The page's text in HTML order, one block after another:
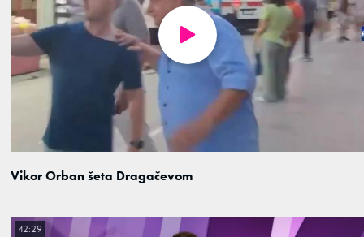
Vikor Orban šeta Dragačevom
42:29